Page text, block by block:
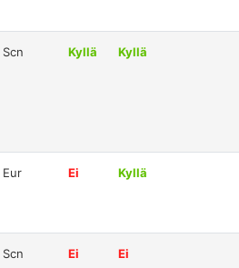
Scn Kyllä Kyllä
Eur Ei Kyllä
Scn Ei Ei